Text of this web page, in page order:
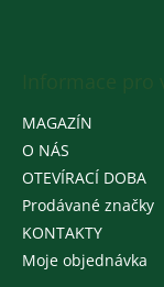
MAGAZÍN
O NÁS
OTEVÍRACÍ DOBA
Prodávané značky
KONTAKTY
Moje objednávka